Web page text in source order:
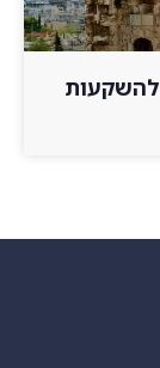
להשקעות